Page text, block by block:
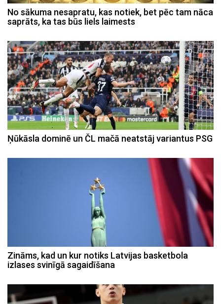
No sākuma nesapratu, kas notiek, bet pēc tam nāca
saprāts, ka tas būs liels laimests
Ņūkāsla dominē un ČL mačā neatstāj variantus PSG
Zināms, kad un kur notiks Latvijas basketbola
izlases svinīgā sagaidīšana